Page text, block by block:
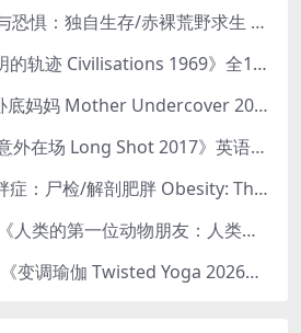
探索频道《赤裸与恐惧：独自生存/赤裸荒野求生 Naked and Afraid: Solo 2023》第一季全8集 英语中英双字 官方纯净版 高码1080P/MKV/45.4G
BBC纪录片《文明的轨迹 Civilisations 1969》全13集 英语中英双字 高清收藏版 1080P/MKV/64.1G 西方艺术史话
HULU纪录片《卧底妈妈 Mother Undercover 2023》全4集 英语中英双字 官方纯净版 1080P/MKV/7.6G 拯救孩子
Netflix纪录片《意外在场 Long Shot 2017》英语中字 720P/NKV/1.06GB 美国谋杀误判案件
BBC纪录片《肥胖症：尸检/解剖肥胖 Obesity: The Post Mortem 2016》英语中英双字 无水印纯净版 1080P/MKV/1.03G
Boreales纪录片《人类的第一位动物朋友：人类和狗的神奇故事 Man’s First Friend 2018》英语中英双字 1080P/MP4/1.8G 狗的神奇故事
AppleTV纪录片《变调瑜伽 Twisted Yoga 2026》全3集 英语中英双字 无水印纯净版 1080P/MKV/10G 瑜伽大师背后的真相